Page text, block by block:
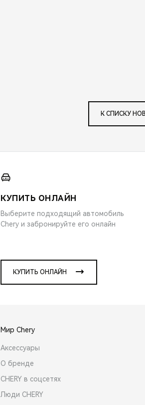
К СПИСКУ
КУПИТЬ ОНЛАЙН
Выберите подходящий автомобиль
Chery и забронируйте его онлайн
КУПИТЬ ОНЛАЙН
Мир Chery
Аксессуары
О бренде
CHERY в соцсетях
Люди CHERY